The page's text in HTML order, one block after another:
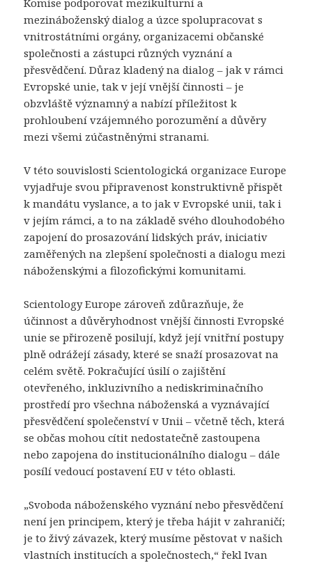
mezináboženský dialog a úzce spolupracovat s
vnitrostátními orgány, organizacemi občanské
společnosti a zástupci různých vyznání a
přesvědčení. Důraz kladený na dialog – jak v rámci
Evropské unie, tak v její vnější činnosti – je
obzvláště významný a nabízí příležitost k
prohloubení vzájemného porozumění a důvěry
mezi všemi zúčastněnými stranami.
V této souvislosti Scientologická organizace Europe
vyjadřuje svou připravenost konstruktivně přispět
k mandátu vyslance, a to jak v Evropské unii, tak i
v jejím rámci, a to na základě svého dlouhodobého
zapojení do prosazování lidských práv, iniciativ
zaměřených na zlepšení společnosti a dialogu mezi
náboženskými a filozofickými komunitami.
Scientology Europe zároveň zdůrazňuje, že
účinnost a důvěryhodnost vnější činnosti Evropské
unie se přirozeně posilují, když její vnitřní postupy
plně odrážejí zásady, které se snaží prosazovat na
celém světě. Pokračující úsilí o zajištění
otevřeného, ​​inkluzivního a nediskriminačního
prostředí pro všechna náboženská a vyznávající
přesvědčení společenství v Unii – včetně těch, která
se občas mohou cítit nedostatečně zastoupena
nebo zapojena do institucionálního dialogu – dále
posílí vedoucí postavení EU v této oblasti.
„Svoboda náboženského vyznání nebo přesvědčení
není jen principem, který je třeba hájit v zahraničí;
je to živý závazek, který musíme pěstovat v našich
vlastních institucích a společnostech,“ řekl Ivan